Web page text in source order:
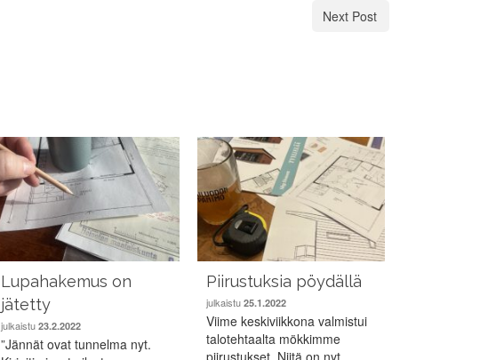
Next Post
Lupahakemus on
jätetty
julkaistu 23.2.2022
”Jännät ovat tunnelma nyt.
Piirustuksia pöydällä
julkaistu 25.1.2022
Viime keskiviikkona valmistui
talotehtaalta mökkimme